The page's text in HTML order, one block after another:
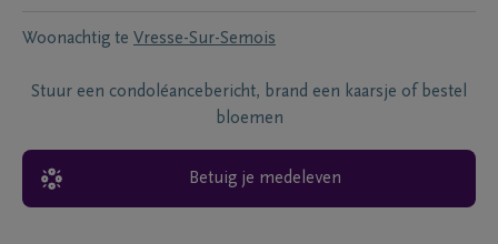
Woonachtig te Vresse-Sur-Semois
Stuur een condoléancebericht, brand een kaarsje of bestel
bloemen
Betuig je medeleven